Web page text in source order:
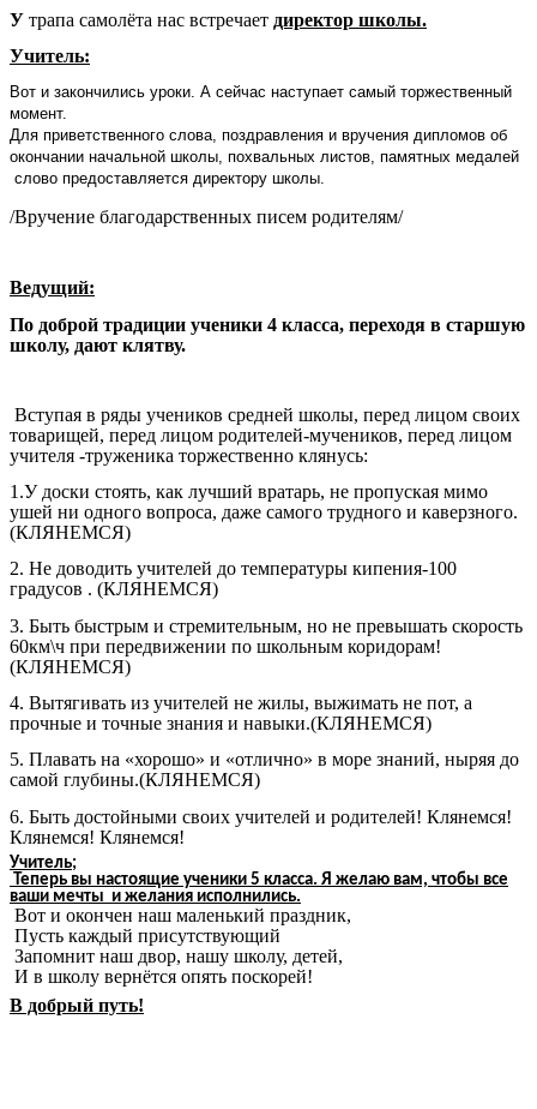
У трапа самолёта нас встречает директор школы.
Учитель:
Вот и закончились уроки. А сейчас наступает самый торжественный
момент.
Для приветственного слова, поздравления и вручения дипломов об
окончании начальной школы, похвальных листов, памятных медалей
слово предоставляется директору школы.
/Вручение благодарственных писем родителям/
Ведущий:
По доброй традиции ученики 4 класса, переходя в старшую
школу, дают клятву.
Вступая в ряды учеников средней школы, перед лицом своих
товарищей, перед лицом родителей-мучеников, перед лицом
учителя -труженика торжественно клянусь:
1.У доски стоять, как лучший вратарь, не пропуская мимо
ушей ни одного вопроса, даже самого трудного и каверзного.
(КЛЯНЕМСЯ)
2. Не доводить учителей до температуры кипения-100
градусов . (КЛЯНЕМСЯ)
3. Быть быстрым и стремительным, но не превышать скорость
60км\ч при передвижении по школьным коридорам!
(КЛЯНЕМСЯ)
4. Вытягивать из учителей не жилы, выжимать не пот, а
прочные и точные знания и навыки.(КЛЯНЕМСЯ)
5. Плавать на «хорошо» и «отлично» в море знаний, ныряя до
самой глубины.(КЛЯНЕМСЯ)
6. Быть достойными своих учителей и родителей! Клянемся!
Клянемся! Клянемся!
Учитель;
Теперь вы настоящие ученики 5 класса. Я желаю вам, чтобы все
ваши мечты и желания исполнились.
Вот и окончен наш маленький праздник,
Пусть каждый присутствующий
Запомнит наш двор, нашу школу, детей,
И в школу вернётся опять поскорей!
В добрый путь!